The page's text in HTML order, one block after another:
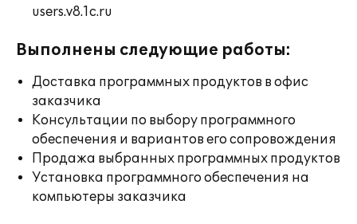
users.v8.1c.ru
Выполнены следующие работы:
Доставка программных продуктов в офис
заказчика
Консультации по выбору программного
обеспечения и вариантов его сопровождения
Продажа выбранных программных продуктов
Установка программного обеспечения на
компьютеры заказчика